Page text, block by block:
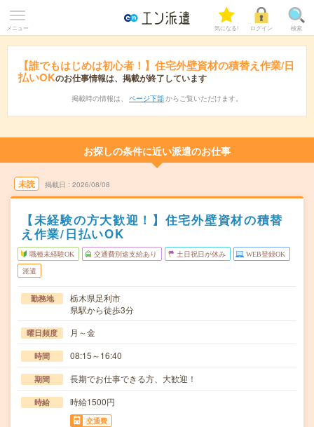
メニュー 気になる! ログイン 検索
【誰でもはじめは初心者！】住宅外壁資材の積替え作業/日
払いOKのお仕事情報は、掲載が終了しています
掲載時の情報は、 ページ下部 からご覧いただけます。
お探しの条件に近い派遣のお仕事
未読 掲載日 2026/08/08
【未経験の方大歓迎！】住宅外壁資材の積替
え作業/日払いOK
職種未経験OK 交通費別途支給あり 土日祝日が休み WEB登録OK
派遣
勤務地
栃木県足利市
県駅から徒歩3分
曜日頻度 月～金
時間 08:15～16:40
期間 長期でお仕事できる方、大歓迎！
時給 時給1500円
交通費